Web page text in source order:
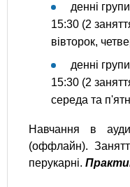
денні
15:30 (2
вівторок,
денні
15:30 (2
середа та
Навчання в
(оффлайн).
перукарні.